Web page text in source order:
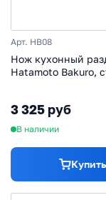
Арт. HB08
Нож кухонный
Hatamoto Bakuro,
3 325 руб
В наличии
Купить